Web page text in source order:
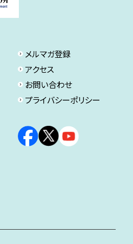
メルマガ登録
アクセス
お問い合わせ
プライバシーポリシー